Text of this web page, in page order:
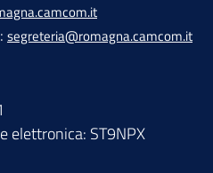
segreteria@romagna.camcom.it
elettronica: ST9NPX